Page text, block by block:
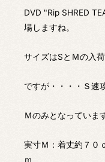
DVD "Rip SHRED
場しますね。
サイズはSとＭの入荷
ですが・・・・Ｓ速
Ｍのみとなっていま
実寸Ｍ：着丈約７０
ｍ